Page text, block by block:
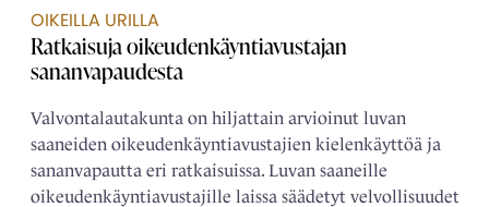
OIKEILLA URILLA
Ratkaisuja oikeudenkäyntiavustajan
sananvapaudesta
Valvontalautakunta on hiljattain arvioinut luvan
saaneiden oikeudenkäyntiavustajien kielenkäyttöä ja
sananvapautta eri ratkaisuissa. Luvan saaneille
oikeudenkäyntiavustajille laissa säädetyt velvollisuudet